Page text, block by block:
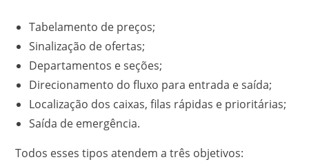
Tabelamento de preços;
Sinalização de ofertas;
Departamentos e seções;
Direcionamento do fluxo para entrada e saída;
Localização dos caixas, filas rápidas e prioritárias;
Saída de emergência.
Todos esses tipos atendem a três objetivos: